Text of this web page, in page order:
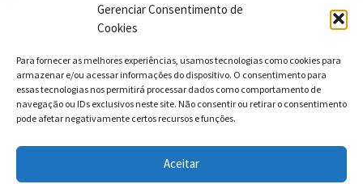
Gerenciar Consentimento de
Cookies
Para fornecer as melhores experiências, usamos tecnologias como cookies para
armazenar e/ou acessar informações do dispositivo. O consentimento para
essas tecnologias nos permitirá processar dados como comportamento de
navegação ou IDs exclusivos neste site. Não consentir ou retirar o consentimento
pode afetar negativamente certos recursos e funções.
Aceitar
Política de privacidade
Facebook
Twitter
YouTube
Instagram